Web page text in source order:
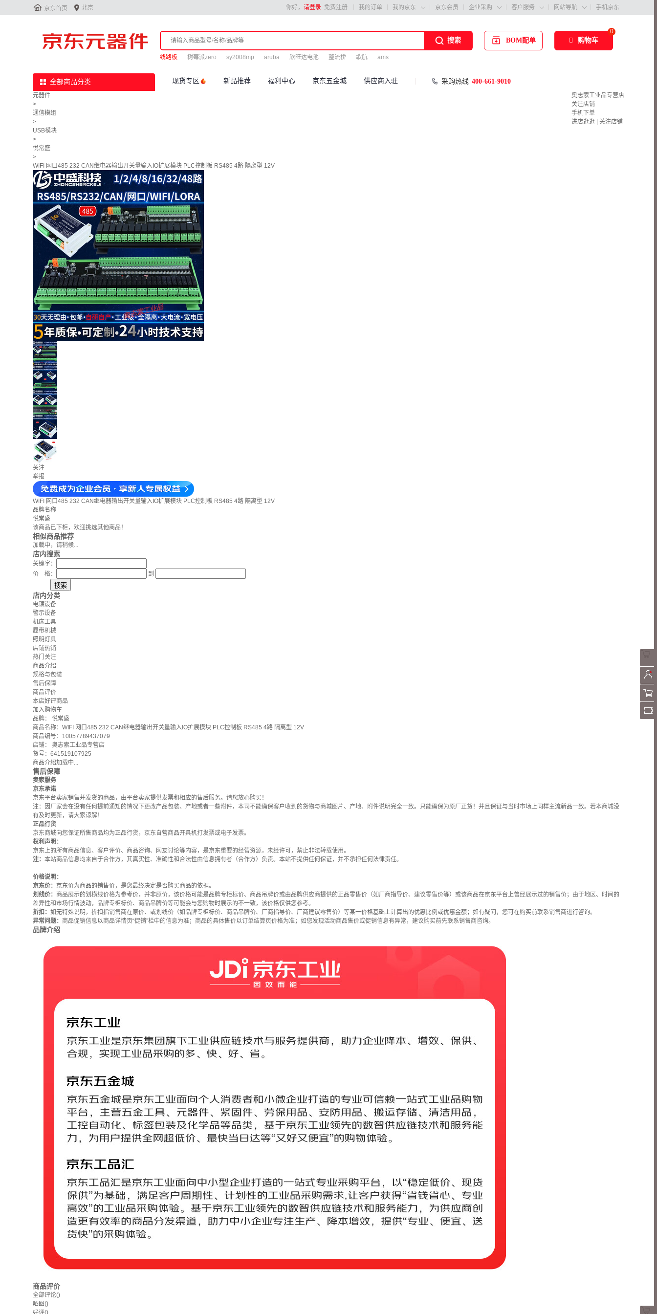
 京东首页  北京 你好， 请登录 免费注册 我的订单 我的京东  京东会员 企业采购  客户服务  网站导航  手机京东
搜索
线路板 树莓派zero sy2008mp aruba 欣旺达电池 整流桥 歌航 ams
BOM配单
0
购物车
全部商品分类 现货专区 新品推荐 福利中心 京东五金城 供应商入驻 采购热线 400-661-9010
元器件
>
通信模组
>
USB模块
>
悦常盛
>
WIFI 网口485 232 CAN继电器输出开关量输入IO扩展模块 PLC控制板 RS485 4路 隔离型 12V
奥志索工业品专营店
关注店铺
手机下单
进店逛逛
关注店铺
关注
举报
WIFI 网口485 232 CAN继电器输出开关量输入IO扩展模块 PLC控制板 RS485 4路 隔离型 12V
品牌名称
悦常盛
该商品已下柜，欢迎挑选其他商品！
相似商品推荐
加载中，请稍候...
店内搜索
关键字：
价 格：
到
店内分类
电镀设备
警示设备
机床工具
履带机械
照明灯具
店铺热销
热门关注
商品介绍
规格与包装
售后保障
商品评价
本店好评商品
加入购物车
品牌： 悦常盛
商品名称：WIFI 网口485 232 CAN继电器输出开关量输入IO扩展模块 PLC控制板 RS485 4路 隔离型 12V
商品编号：10057789437079
店铺： 奥志索工业品专营店
货号：641519107925
商品介绍加载中...
售后保障
卖家服务
京东承诺
京东平台卖家销售并发货的商品，由平台卖家提供发票和相应的售后服务。请您放心购买！
注：因厂家会在没有任何提前通知的情况下更改产品包装、产地或者一些附件，本司不能确保客户收到的货物与商城图片、产地、附件说明完全一致。只能确保为原厂正货！并且保证与当时市场上同样主流新品一致。若本商城没
有及时更新，请大家谅解！
正品行货
京东商城向您保证所售商品均为正品行货，京东自营商品开具机打发票或电子发票。
权利声明：
京东上的所有商品信息、客户评价、商品咨询、网友讨论等内容，是京东重要的经营资源，未经许可，禁止非法转载使用。
注： 本站商品信息均来自于合作方，其真实性、准确性和合法性由信息拥有者（合作方）负责。本站不提供任何保证，并不承担任何法律责任。
价格说明：
京东价： 京东价为商品的销售价，是您最终决定是否购买商品的依据。
划线价： 商品展示的划横线价格为参考价，并非原价，该价格可能是品牌专柜标价、商品吊牌价或由品牌供应商提供的正品零售价（如厂商指导价、建议零售价等）或该商品在京东平台上曾经展示过的销售价；由于地区、时间的
差异性和市场行情波动，品牌专柜标价、商品吊牌价等可能会与您购物时展示的不一致，该价格仅供您参考。
折扣： 如无特殊说明，折扣指销售商在原价、或划线价（如品牌专柜标价、商品吊牌价、厂商指导价、厂商建议零售价）等某一价格基础上计算出的优惠比例或优惠金额；如有疑问，您可在购买前联系销售商进行咨询。
异常问题： 商品促销信息以商品详情页“促销”栏中的信息为准；商品的具体售价以订单结算页价格为准；如您发现活动商品售价或促销信息有异常，建议购买前先联系销售商咨询。
品牌介绍
商品评价
全部评论()
晒图()
好评()